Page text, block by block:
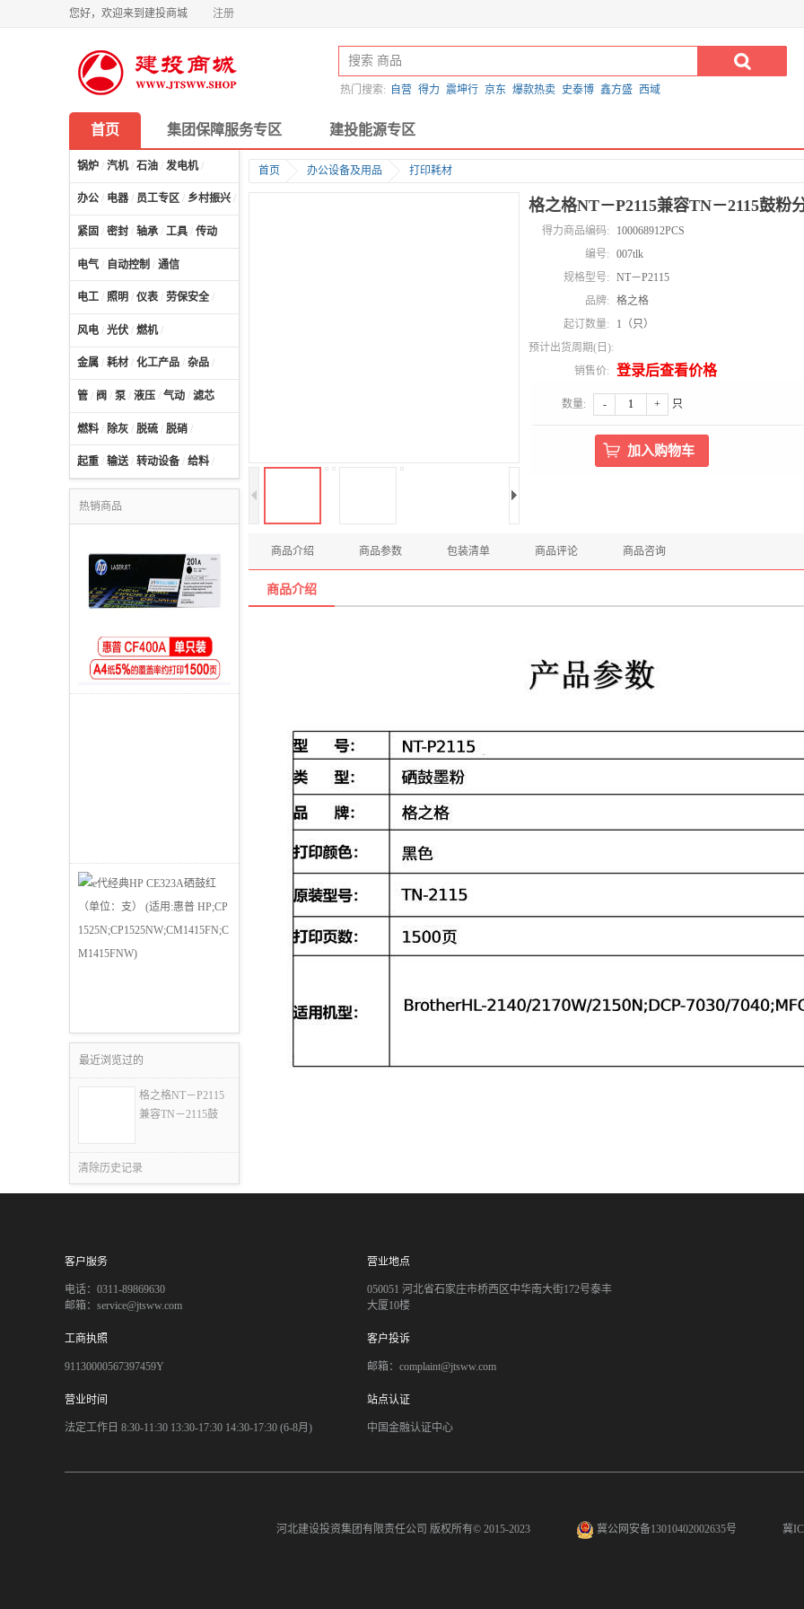
您好，欢迎来到建投商城 注册
热门搜索: 自营 得力 震坤行 京东 爆款热卖 史泰博 鑫方盛 西域
首页 集团保障服务专区 建投能源专区
锅炉 / 汽机/ 石油 / 发电机/
办公 / 电器 / 员工专区 / 乡村振兴 /
紧固 / 密封 / 轴承 / 工具 / 传动
电气 / 自动控制 / 通信
电工 / 照明 / 仪表 / 劳保安全 /
风电 / 光伏 / 燃机/
金属 / 耗材 / 化工产品 / 杂品 /
管 / 阀 / 泵 / 液压 / 气动 / 滤芯
燃料 / 除灰 / 脱硫 / 脱硝 /
起重 / 输送/ 转动设备 / 给料 /
热销商品
最近浏览过的
格之格NT－P2115
兼容TN－2115鼓
清除历史记录
首页 办公设备及用品 打印耗材
格之格NT－P2115兼容TN－2115鼓粉
得力商品编码:
100068912PCS
编号:
007tlk
规格型号:
NT－P2115
品牌:
格之格
起订数量:
1（只）
预计出货周期(日):
销售价:
登录后查看价格
数量: - + 只
商品介绍 商品参数 包装清单 商品评论 商品咨询
商品介绍
客户服务
电话：0311-89869630
邮箱：service@jtsww.com
营业地点
050051 河北省石家庄市桥西区中华南大街172号泰丰
大厦10楼
工商执照
91130000567397459Y
客户投诉
邮箱：complaint@jtsww.com
营业时间
法定工作日 8:30-11:30 13:30-17:30 14:30-17:30 (6-8月)
站点认证
中国金融认证中心
河北建设投资集团有限责任公司 版权所有© 2015-2023 冀公网安备13010402002635号 冀